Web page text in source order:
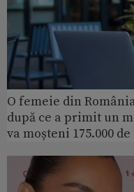
O femeie din
după ce a primit un
va moșteni 175.000